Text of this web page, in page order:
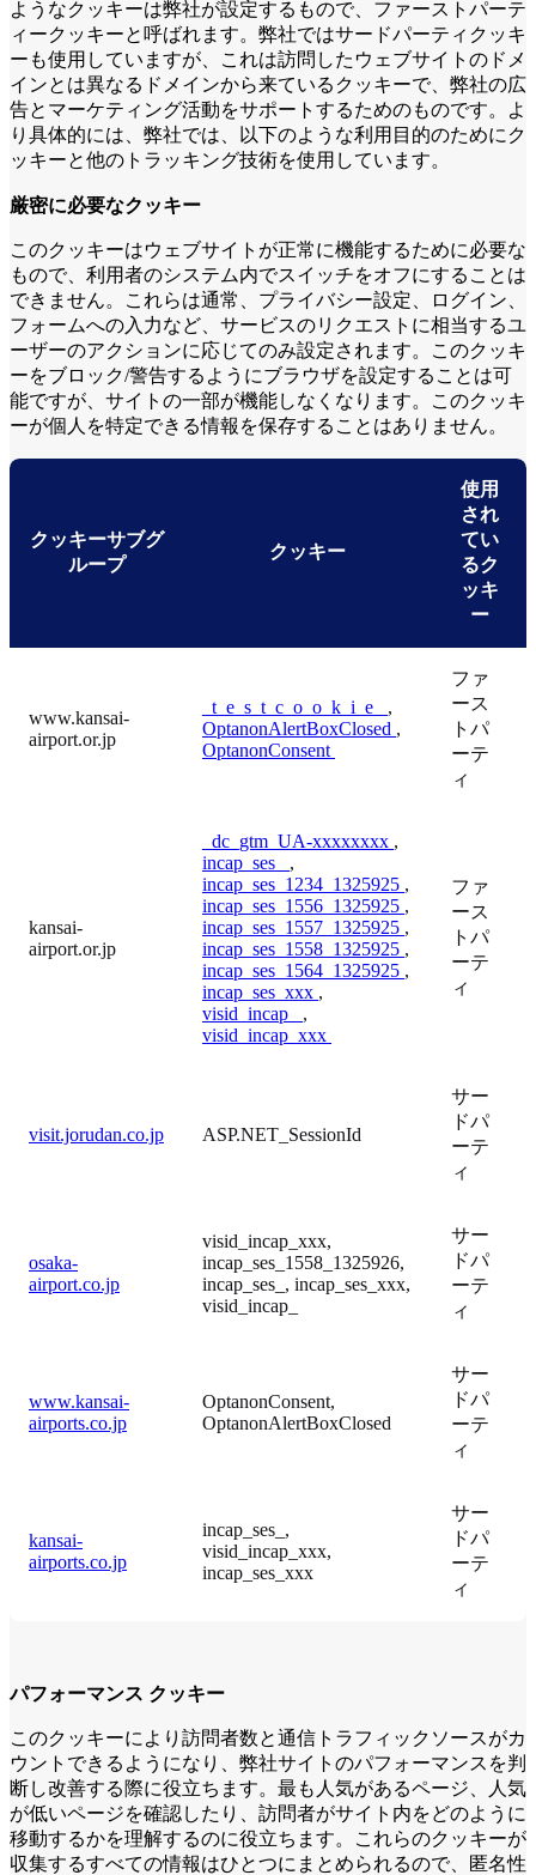
ようなクッキーは弊社が設定するもので、ファーストパーテ
ィークッキーと呼ばれます。弊社ではサードパーティクッキ
ーも使用していますが、これは訪問したウェブサイトのドメ
インとは異なるドメインから来ているクッキーで、弊社の広
告とマーケティング活動をサポートするためのものです。よ
り具体的には、弊社では、以下のような利用目的のためにク
ッキーと他のトラッキング技術を使用しています。
厳密に必要なクッキー
このクッキーはウェブサイトが正常に機能するために必要な
もので、利用者のシステム内でスイッチをオフにすることは
できません。これらは通常、プライバシー設定、ログイン、
フォームへの入力など、サービスのリクエストに相当するユ
ーザーのアクションに応じてのみ設定されます。このクッキ
ーをブロック/警告するようにブラウザを設定することは可
能ですが、サイトの一部が機能しなくなります。このクッキ
ーが個人を特定できる情報を保存することはありません。
クッキーサブグ
ループ
クッキー
使用
され
てい
るク
ッキ
ー
www.kansai-
airport.or.jp
_t_e_s_t_c_o_o_k_i_e_ ,
OptanonAlertBoxClosed ,
OptanonConsent
ファ
ース
トパ
ーテ
ィ
kansai-
airport.or.jp
_dc_gtm_UA-xxxxxxxx ,
incap_ses_ ,
incap_ses_1234_1325925 ,
incap_ses_1556_1325925 ,
incap_ses_1557_1325925 ,
incap_ses_1558_1325925 ,
incap_ses_1564_1325925 ,
incap_ses_xxx ,
visid_incap_ ,
visid_incap_xxx
ファ
ース
トパ
ーテ
ィ
visit.jorudan.co.jp ASP.NET_SessionId
サー
ドパ
ーテ
ィ
osaka-
airport.co.jp
visid_incap_xxx,
incap_ses_1558_1325926,
incap_ses_, incap_ses_xxx,
visid_incap_
サー
ドパ
ーテ
ィ
www.kansai-
airports.co.jp
OptanonConsent,
OptanonAlertBoxClosed
サー
ドパ
ーテ
ィ
kansai-
airports.co.jp
incap_ses_,
visid_incap_xxx,
incap_ses_xxx
サー
ドパ
ーテ
ィ
パフォーマンス クッキー
このクッキーにより訪問者数と通信トラフィックソースがカ
ウントできるようになり、弊社サイトのパフォーマンスを判
断し改善する際に役立ちます。最も人気があるページ、人気
が低いページを確認したり、訪問者がサイト内をどのように
移動するかを理解するのに役立ちます。これらのクッキーが
収集するすべての情報はひとつにまとめられるので、匿名性